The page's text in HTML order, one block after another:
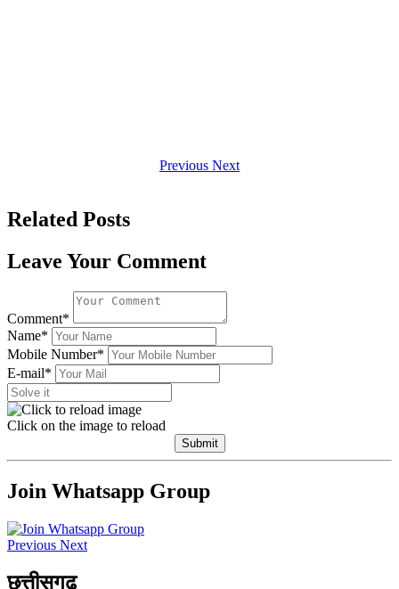
Previous Next
Related Posts
Leave Your Comment
Comment*
Name*
Mobile Number*
E-mail*
Click on the image to reload
Submit
Join Whatsapp Group
Previous Next
छत्तीसगढ़